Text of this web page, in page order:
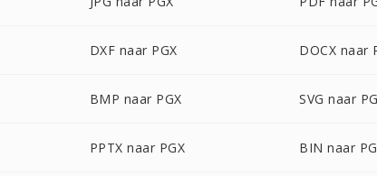
DXF naar PGX DOCX naar
BMP naar PGX SVG naar
PPTX naar PGX BIN naar